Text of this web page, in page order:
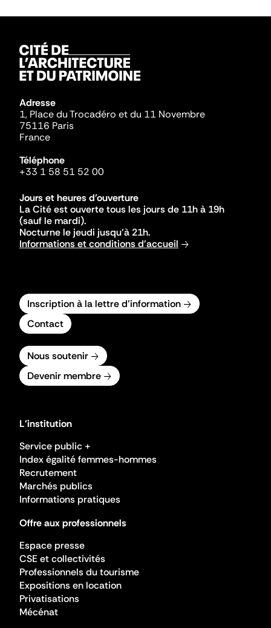
Adresse
1, Place du Trocadéro et du 11 Novembre
75116 Paris
France
Téléphone
+33 1 58 51 52 00
Jours et heures d'ouverture
La Cité est ouverte tous les jours de 11h à 19h
(sauf le mardi).
Nocturne le jeudi jusqu'à 21h.
Informations et conditions d'accueil
Inscription à la lettre d'information
Contact
Nous soutenir
Devenir membre
L'institution
Service public +
Index égalité femmes-hommes
Recrutement
Marchés publics
Informations pratiques
Offre aux professionnels
Espace presse
CSE et collectivités
Professionnels du tourisme
Expositions en location
Privatisations
Mécénat